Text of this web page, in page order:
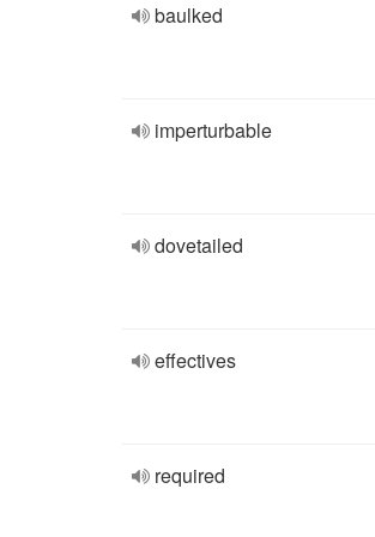
baulked
imperturbable
dovetailed
effectives
required